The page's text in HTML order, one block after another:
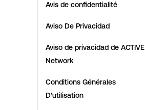
Avis de confidentialité
Aviso De Privacidad
Aviso de privacidad de ACTIVE
Network
Conditions Générales
D'utilisation